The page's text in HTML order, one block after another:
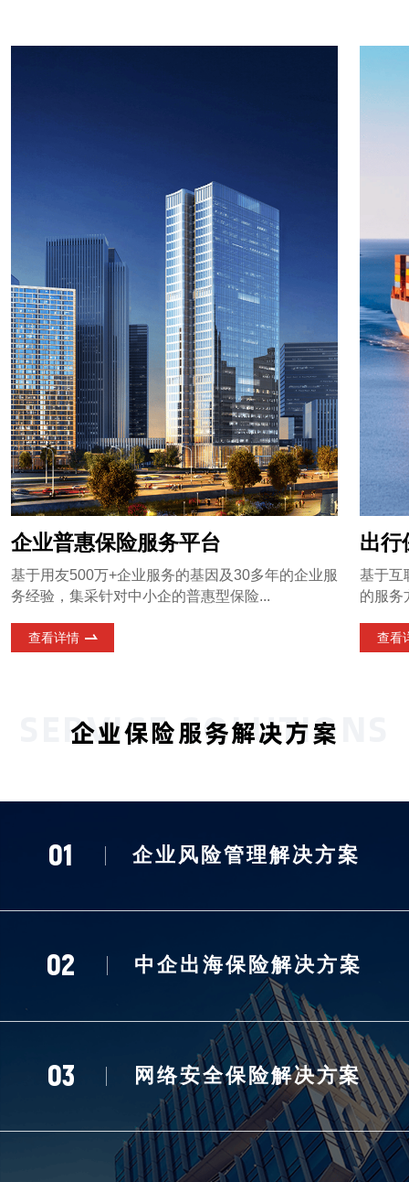
企业普惠保险服务平台
基于用友500万+企业服务的基因及30多年的企业服
务经验，集采针对中小企的普惠型保险...
查看详情
出行
基于互
的服务
查看
SERVICE SOLUTIONS
企业保险服务解决方案
01 企业风险管理解决方案
02 中企出海保险解决方案
03 网络安全保险解决方案